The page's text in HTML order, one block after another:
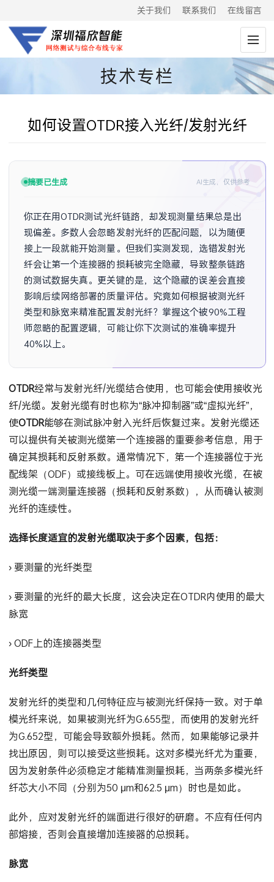
关于我们 联系我们 在线留言
技术专栏
如何设置OTDR接入光纤/发射光纤
摘要已生成 AI生成，仅供参考
你正在用OTDR测试光纤链路，却发现测量结果总是出
现偏差。多数人会忽略发射光纤的匹配问题，以为随便
接上一段就能开始测量。但我们实测发现，选错发射光
纤会让第一个连接器的损耗被完全隐藏，导致整条链路
的测试数据失真。更关键的是，这个隐藏的误差会直接
影响后续网络部署的质量评估。究竟如何根据被测光纤
类型和脉宽来精准配置发射光纤？掌握这个被90%工程
师忽略的配置逻辑，可能让你下次测试的准确率提升
40%以上。
OTDR经常与发射光纤/光缆结合使用，也可能会使用接收光
纤/光缆。发射光缆有时也称为“脉冲抑制器”或“虚拟光纤”，
使OTDR能够在测试脉冲射入光纤后恢复过来。发射光缆还
可以提供有关被测光缆第一个连接器的重要参考信息，用于
确定其损耗和反射系数。通常情况下，第一个连接器位于光
配线架（ODF）或接线板上。可在远端使用接收光缆，在被
测光缆一端测量连接器（损耗和反射系数），从而确认被测
光纤的连续性。
选择长度适宜的发射光缆取决于多个因素，包括：
› 要测量的光纤类型
› 要测量的光纤的最大长度，这会决定在OTDR内使用的最大
脉宽
› ODF上的连接器类型
光纤类型
发射光纤的类型和几何特征应与被测光纤保持一致。对于单
模光纤来说，如果被测光纤为G.655型，而使用的发射光纤
为G.652型，可能会导致额外损耗。然而，如果能够记录并
找出原因，则可以接受这些损耗。这对多模光纤尤为重要，
因为发射条件必须稳定才能精准测量损耗，当两条多模光纤
纤芯大小不同（分别为50 μm和62.5 μm）时也是如此。
此外，应对发射光纤的端面进行很好的研磨。不应有任何内
部熔接，否则会直接增加连接器的总损耗。
脉宽